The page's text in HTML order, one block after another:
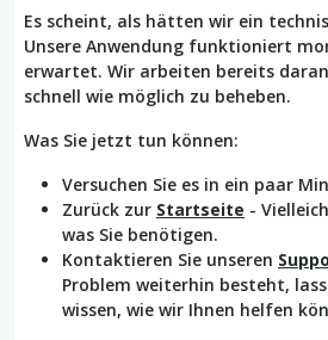
Es scheint, als hätten wir ein
Unsere Anwendung funktioniert
erwartet. Wir arbeiten bereits
schnell wie möglich zu beheben.
Was Sie jetzt tun können:
Versuchen Sie es in ein paar
Zurück zur Startseite -
was Sie benötigen.
Kontaktieren Sie unseren
Problem weiterhin besteht,
wissen, wie wir Ihnen helfen